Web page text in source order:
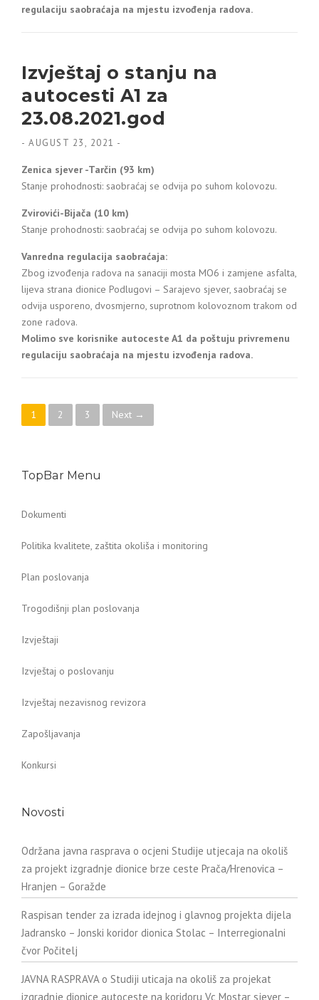
regulaciju saobraćaja na mjestu izvođenja radova.
Izvještaj o stanju na
autocesti A1 za
23.08.2021.god
- AUGUST 23, 2021 -
Zenica sjever -Tarčin (93 km)
Stanje prohodnosti: saobraćaj se odvija po suhom kolovozu.
Zvirovići-Bijača (10 km)
Stanje prohodnosti: saobraćaj se odvija po suhom kolovozu.
Vanredna regulacija saobraćaja:
Zbog izvođenja radova na sanaciji mosta MO6 i zamjene asfalta,
lijeva strana dionice Podlugovi – Sarajevo sjever, saobraćaj se
odvija usporeno, dvosmjerno, suprotnom kolovoznom trakom od
zone radova.
Molimo sve korisnike autoceste A1 da poštuju privremenu
regulaciju saobraćaja na mjestu izvođenja radova.
Posts navigation
1 2 3 Next →
TopBar Menu
Dokumenti
Politika kvalitete, zaštita okoliša i monitoring
Plan poslovanja
Trogodišnji plan poslovanja
Izvještaji
Izvještaj o poslovanju
Izvještaj nezavisnog revizora
Zapošljavanja
Konkursi
Novosti
Održana javna rasprava o ocjeni Studije utjecaja na okoliš
za projekt izgradnje dionice brze ceste Prača/Hrenovica –
Hranjen – Goražde
Raspisan tender za izrada idejnog i glavnog projekta dijela
Jadransko – Jonski koridor dionica Stolac – Interregionalni
čvor Počitelj
JAVNA RASPRAVA o Studiji uticaja na okoliš za projekat
izgradnje dionice autoceste na koridoru Vc Mostar sjever –